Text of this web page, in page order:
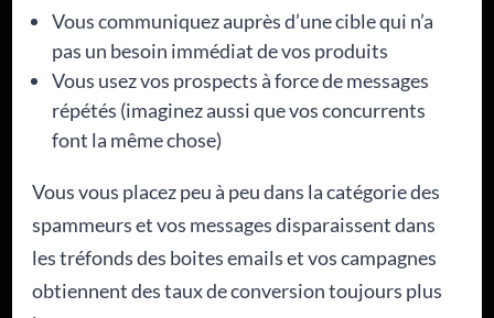
Vous communiquez auprès d’une cible qui n’a
pas un besoin immédiat de vos produits
Vous usez vos prospects à force de messages
répétés (imaginez aussi que vos concurrents
font la même chose)
Vous vous placez peu à peu dans la catégorie des
spammeurs et vos messages disparaissent dans
les tréfonds des boites emails et vos campagnes
obtiennent des taux de conversion toujours plus